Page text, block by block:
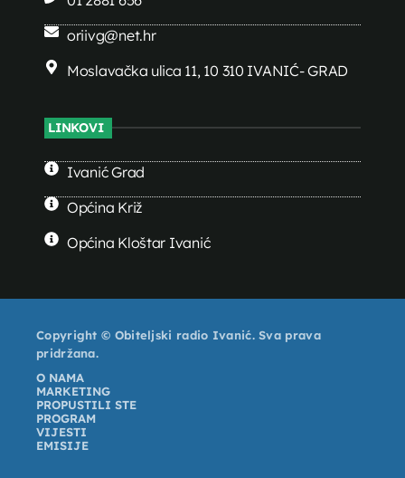
oriivg@net.hr
Moslavačka ulica 11, 10 310 IVANIĆ- GRAD
LINKOVI
Ivanić Grad
Općina Križ
Općina Kloštar Ivanić
Copyright © Obiteljski radio Ivanić. Sva prava
pridržana.
O NAMA
MARKETING
PROPUSTILI STE
PROGRAM
VIJESTI
EMISIJE